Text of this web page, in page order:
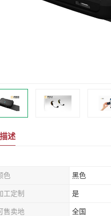
述
色 黑色
工定制 是
售卖地 全国